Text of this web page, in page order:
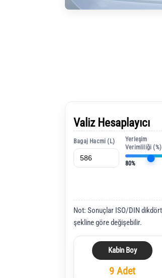
Valiz Hesaplayıcı
Bagaj Hacmi (L)
Yerleşim
Verimliliği (%)
80%
Not: Sonuçlar ISO/DIN
şekline göre değişebilir.
Kabin Boy
9 Adet